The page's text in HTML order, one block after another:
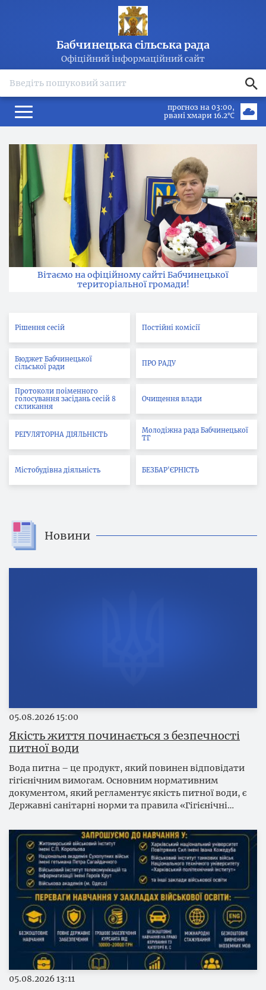
Бабчинецька сільська рада
Офіційний інформаційний сайт
прогноз на 03:00
рвані хмари 16.2℃
Рішення сесій Постійні комісії
Бюджет Бабчинецької
сільської ради
ПРО РАДУ
Протоколи поіменного
голосування засідань сесій 8
скликання
Очищення влади
РЕГУЛЯТОРНА ДІЯЛЬНІСТЬ
Молодіжна рада Бабчинецької
ТГ
Містобудівна діяльність БЕЗБАР'ЄРНІСТЬ
Вітаємо на офіційному сайті Бабчинецької
територіальної громади!
Новини
05.08.202615:00
Якість життя починається з безпечності
питної води
Вода питна – це продукт, який повинен відповідати
гігієнічним вимогам. Основним нормативним
документом, який регламентує якість питної води, є
Державні санітарні норми та правила «Гігієнічні…
05.08.202613:11